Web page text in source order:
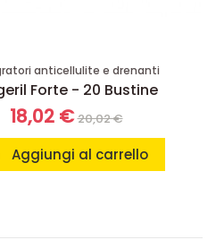
anticellulite e drenanti
Forte - 20 Bustine
18,02 € 20,02 €
Aggiungi al carrello